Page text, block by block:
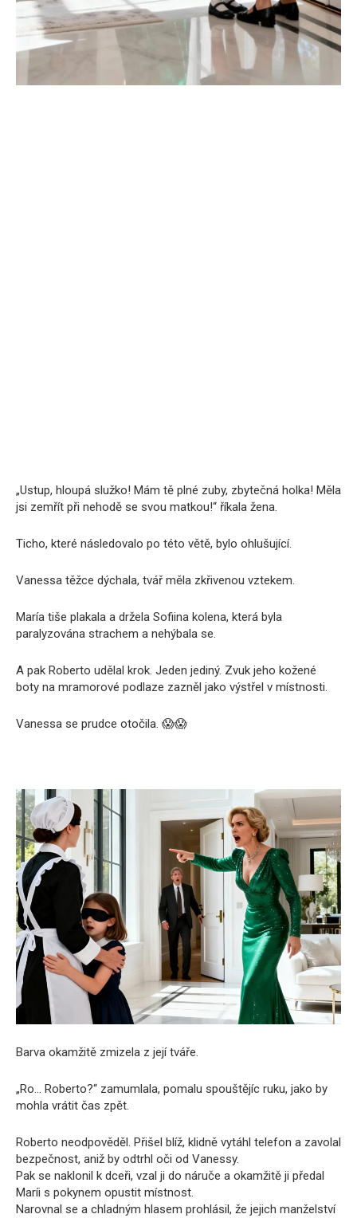
„Ustup, hloupá služko! Mám tě plné zuby, zbytečná holka! Měla
jsi zemřít při nehodě se svou matkou!“ říkala žena.
Ticho, které následovalo po této větě, bylo ohlušující.
Vanessa těžce dýchala, tvář měla zkřivenou vztekem.
María tiše plakala a držela Sofiina kolena, která byla
paralyzována strachem a nehýbala se.
A pak Roberto udělal krok. Jeden jediný. Zvuk jeho kožené
boty na mramorové podlaze zazněl jako výstřel v místnosti.
Vanessa se prudce otočila. 😱😱
Barva okamžitě zmizela z její tváře.
„Ro… Roberto?“ zamumlala, pomalu spouštějíc ruku, jako by
mohla vrátit čas zpět.
Roberto neodpověděl. Přišel blíž, klidně vytáhl telefon a zavolal
bezpečnost, aniž by odtrhl oči od Vanessy.
Pak se naklonil k dceři, vzal ji do náruče a okamžitě ji předal
Maríi s pokynem opustit místnost.
Narovnal se a chladným hlasem prohlásil, že jejich manželství